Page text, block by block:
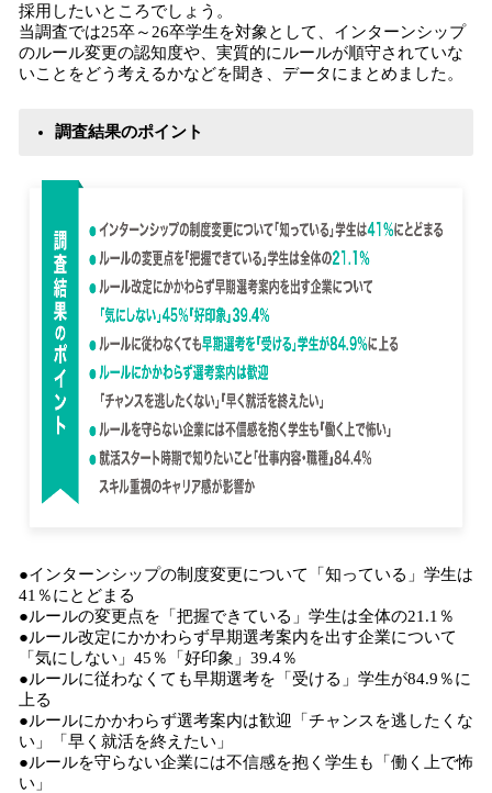
採用したいところでしょう。
当調査では25卒～26卒学生を対象として、インターンシップ
のルール変更の認知度や、実質的にルールが順守されていな
いことをどう考えるかなどを聞き、データにまとめました。
調査結果のポイント
●インターンシップの制度変更について「知っている」学生は
41％にとどまる
●ルールの変更点を「把握できている」学生は全体の21.1％
●ルール改定にかかわらず早期選考案内を出す企業について
「気にしない」45％「好印象」39.4％
●ルールに従わなくても早期選考を「受ける」学生が84.9％に
上る
●ルールにかかわらず選考案内は歓迎「チャンスを逃したくな
い」「早く就活を終えたい」
●ルールを守らない企業には不信感を抱く学生も「働く上で怖
い」